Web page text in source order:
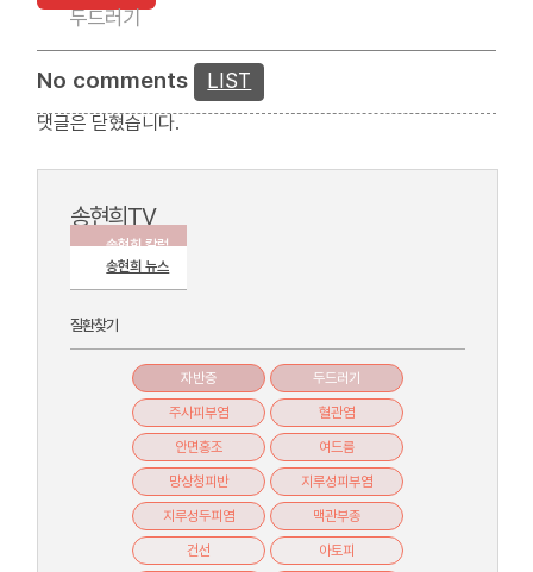
두드러기
No comments LIST
댓글은 닫혔습니다.
송현희TV
송현희 칼럼
송현희 뉴스
질환찾기
자반증 두드러기
주사피부염 혈관염
안면홍조 여드름
망상청피반 지루성피부염
지루성두피염 맥관부종
건선 아토피